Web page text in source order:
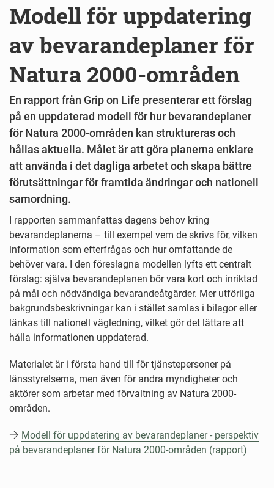
Modell för uppdatering
av bevarandeplaner för
Natura 2000-områden
En rapport från Grip on Life presenterar ett förslag
på en uppdaterad modell för hur bevarandeplaner
för Natura 2000-områden kan struktureras och
hållas aktuella. Målet är att göra planerna enklare
att använda i det dagliga arbetet och skapa bättre
förutsättningar för framtida ändringar och nationell
samordning.
I rapporten sammanfattas dagens behov kring
bevarandeplanerna – till exempel vem de skrivs för, vilken
information som efterfrågas och hur omfattande de
behöver vara. I den föreslagna modellen lyfts ett centralt
förslag: själva bevarandeplanen bör vara kort och inriktad
på mål och nödvändiga bevarandeåtgärder. Mer utförliga
bakgrundsbeskrivningar kan i stället samlas i bilagor eller
länkas till nationell vägledning, vilket gör det lättare att
hålla informationen uppdaterad.
Materialet är i första hand till för tjänstepersoner på
länsstyrelserna, men även för andra myndigheter och
aktörer som arbetar med förvaltning av Natura 2000-
områden.
Modell för uppdatering av bevarandeplaner - perspektiv
på bevarandeplaner för Natura 2000-områden (rapport)